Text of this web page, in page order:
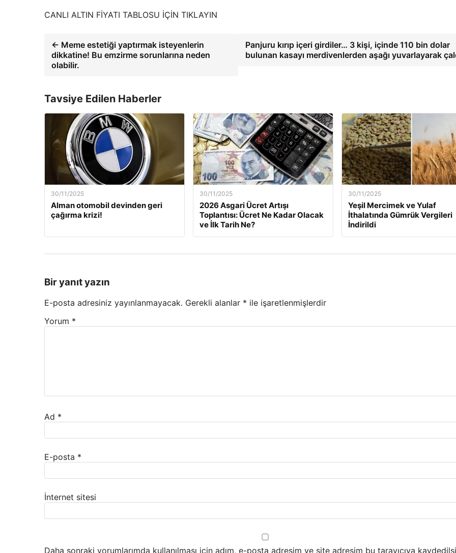
CANLI ALTIN ​​FİYATI TABLOSU İÇİN TIKLAYIN
← Meme estetiği yaptırmak isteyenlerin
dikkatine! Bu emzirme sorunlarına neden
olabilir.
Panjuru kırıp içeri girdiler… 3 kişi, içinde 110 bin dolar
bulunan kasayı merdivenlerden aşağı yuvarlayarak
Tavsiye Edilen Haberler
30/11/2025
Alman otomobil devinden geri
çağırma krizi!
30/11/2025
2026 Asgari Ücret Artışı
Toplantısı: Ücret Ne Kadar Olacak
ve İlk Tarih Ne?
30/11/2025
Yeşil Mercimek ve Yulaf
İthalatında Gümrük Vergileri
İndirildi
Bir yanıt yazın
E-posta adresiniz yayınlanmayacak. Gerekli alanlar * ile işaretlenmişlerdir
Yorum *
Ad *
E-posta *
İnternet sitesi
Daha sonraki yorumlarımda kullanılması için adım, e-posta adresim ve site adresim bu tarayıcıya